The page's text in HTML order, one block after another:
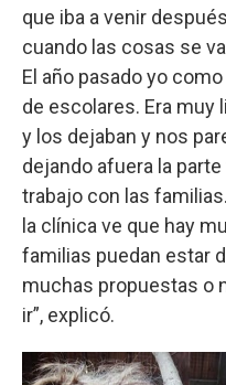
que iba a venir
cuando las cosas se
El año pasado yo
de escolares. Era muy
y los dejaban y nos
dejando afuera la
trabajo con las
la clínica ve que hay
familias puedan estar
muchas propuestas o
ir”, explicó.